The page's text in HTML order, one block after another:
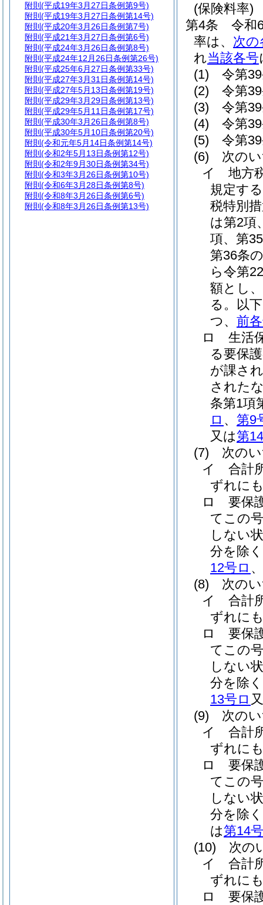
(保険料率)
第4条
令和
率は、 次の
れ当該各号
(1)
令第
(2)
令第
(3)
令第
(4)
令第
(5)
令第
(6)
次の
イ
地方
規定す
税特別
は第2項
項、第
第36条
ら令第
額とし
る。以
つ、 前
ロ
生活
る要保
が課さ
された
条第1項
ロ 、 第9
又は第
(7)
次の
イ
合計
ずれに
ロ
要保
てこの
しない
分を除
12号ロ 、
(8)
次の
イ
合計
ずれに
ロ
要保
てこの
しない
分を除
13号ロ
(9)
次の
イ
合計
ずれに
ロ
要保
てこの
しない
分を除
は第14
(10)
次の
イ
合計
ずれに
ロ
要保
附則 (平成19年3月27日条例第9号)
附則 (平成19年3月27日条例第14号)
附則 (平成20年3月26日条例第7号)
附則 (平成21年3月27日条例第6号)
附則 (平成24年3月26日条例第8号)
附則 (平成24年12月26日条例第26号)
附則 (平成25年6月27日条例第33号)
附則 (平成27年3月31日条例第14号)
附則 (平成27年5月13日条例第19号)
附則 (平成29年3月29日条例第13号)
附則 (平成29年5月11日条例第17号)
附則 (平成30年3月26日条例第8号)
附則 (平成30年5月10日条例第20号)
附則 (令和元年5月14日条例第14号)
附則 (令和2年5月13日条例第12号)
附則 (令和2年9月30日条例第34号)
附則 (令和3年3月26日条例第10号)
附則 (令和6年3月28日条例第8号)
附則 (令和8年3月26日条例第6号)
附則 (令和8年3月26日条例第13号)